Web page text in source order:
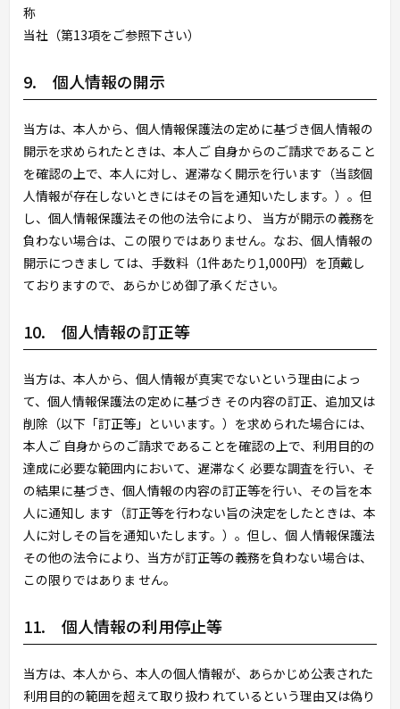
称
当社（第13項をご参照下さい）
9. 個人情報の開示
当方は、本人から、個人情報保護法の定めに基づき個人情報の
開示を求められたときは、本人ご 自身からのご請求であること
を確認の上で、本人に対し、遅滞なく開示を行います（当該個
人情報が存在しないときにはその旨を通知いたします。）。但
し、個人情報保護法その他の法令により、 当方が開示の義務を
負わない場合は、この限りではありません。なお、個人情報の
開示につきまし ては、手数料（1件あたり1,000円）を頂戴し
ておりますので、あらかじめ御了承ください。
10. 個人情報の訂正等
当方は、本人から、個人情報が真実でないという理由によっ
て、個人情報保護法の定めに基づき その内容の訂正、追加又は
削除（以下「訂正等」といいます。）を求められた場合には、
本人ご 自身からのご請求であることを確認の上で、利用目的の
達成に必要な範囲内において、遅滞なく 必要な調査を行い、そ
の結果に基づき、個人情報の内容の訂正等を行い、その旨を本
人に通知し ます（訂正等を行わない旨の決定をしたときは、本
人に対しその旨を通知いたします。）。但し、個 人情報保護法
その他の法令により、当方が訂正等の義務を負わない場合は、
この限りではありま せん。
11. 個人情報の利用停止等
当方は、本人から、本人の個人情報が、あらかじめ公表された
利用目的の範囲を超えて取り扱わ れているという理由又は偽り